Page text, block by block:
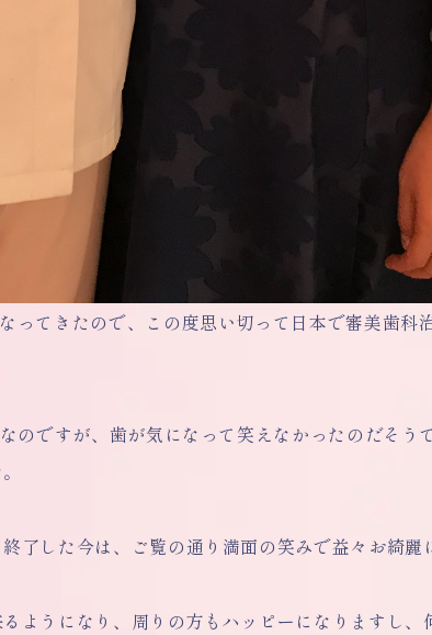
ってきたので、この度思い切って日本で審美歯科
のですが、歯が気になって笑えなかったのだそう
了した今は、ご覧の通り満面の笑みで益々お綺麗
ようになり、周りの方もハッピーになりますし、